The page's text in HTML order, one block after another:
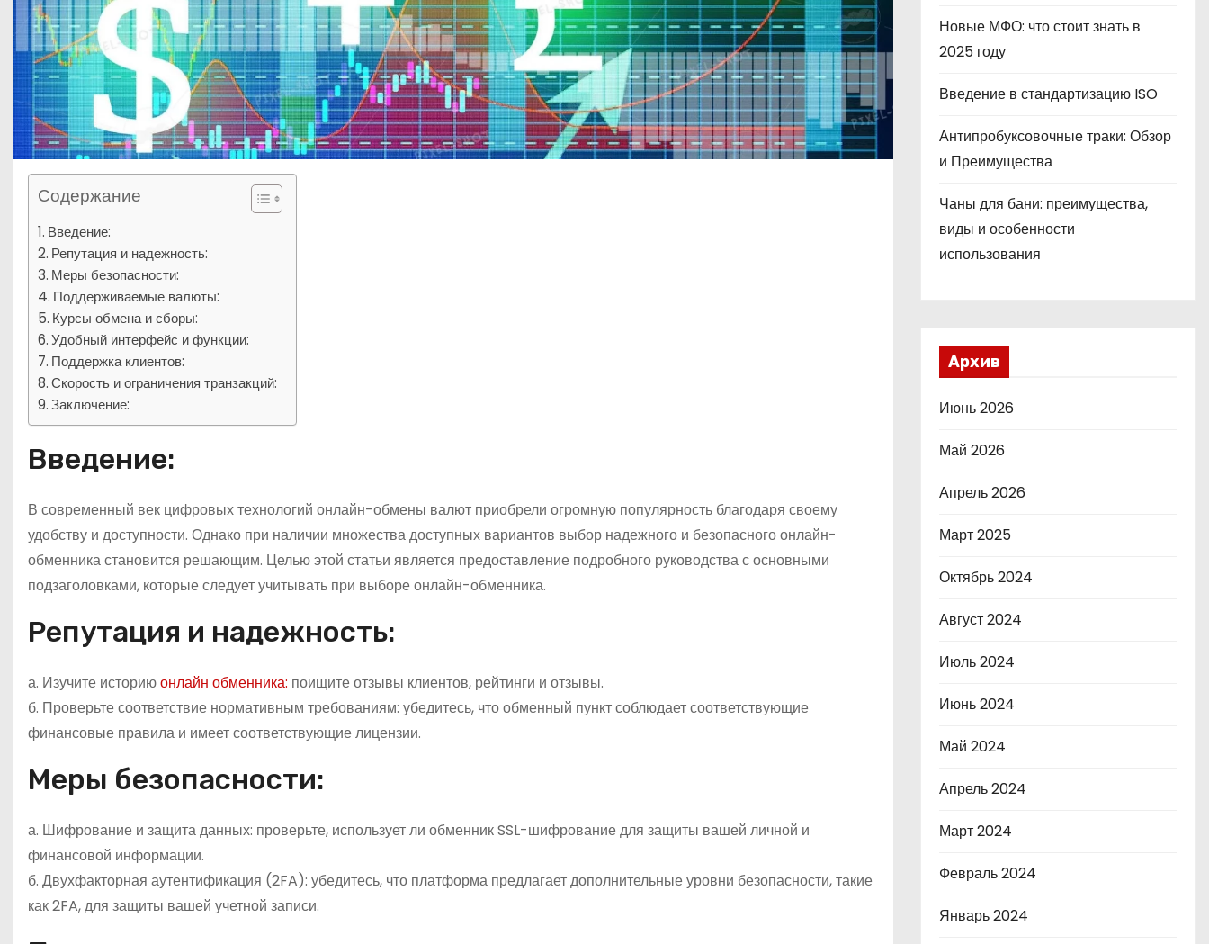
Содержание
Введение:
Репутация и надежность:
Меры безопасности:
Поддерживаемые валюты:
Курсы обмена и сборы:
Удобный интерфейс и функции:
Поддержка клиентов:
Скорость и ограничения транзакций:
Заключение:
Введение:
В современный век цифровых технологий онлайн-обмены валют приобрели огромную популярность благодаря своему
удобству и доступности. Однако при наличии множества доступных вариантов выбор надежного и безопасного онлайн-
обменника становится решающим. Целью этой статьи является предоставление подробного руководства с основными
подзаголовками, которые следует учитывать при выборе онлайн-обменника.
Репутация и надежность:
а. Изучите историюонлайн обменника: поищите отзывы клиентов, рейтинги и отзывы.
б. Проверьте соответствие нормативным требованиям: убедитесь, что обменный пункт соблюдает соответствующие
финансовые правила и имеет соответствующие лицензии.
Меры безопасности:
а. Шифрование и защита данных: проверьте, использует ли обменник SSL-шифрование для защиты вашей личной и
финансовой информации.
б. Двухфакторная аутентификация (2FA): убедитесь, что платформа предлагает дополнительные уровни безопасности, такие
как 2FA, для защиты вашей учетной записи.
Новые МФО: что стоит знать в
2025 году
Введение в стандартизацию ISO
Антипробуксовочные траки: Обзор
и Преимущества
Чаны для бани: преимущества,
виды и особенности
использования
Архив
Июнь 2026
Май 2026
Апрель 2026
Март 2025
Октябрь 2024
Август 2024
Июль 2024
Июнь 2024
Май 2024
Апрель 2024
Март 2024
Февраль 2024
Январь 2024